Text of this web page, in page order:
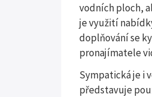
vodních ploch,
je využití
doplňování se
pronajímatele
Sympatická je i
představuje